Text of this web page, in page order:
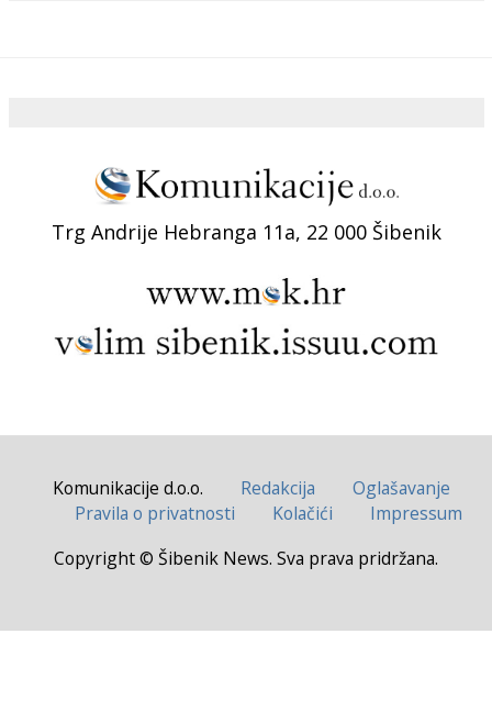
Trg Andrije Hebranga 11a, 22 000 Šibenik
Komunikacije d.o.o. Redakcija
Oglašavanje
Pravila o privatnosti
Kolačići
Impressum
Copyright © Šibenik News. Sva prava pridržana.